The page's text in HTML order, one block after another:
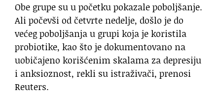
Obe grupe su u početku pokazale poboljšanje.
Ali počevši od četvrte nedelje, došlo je do
većeg poboljšanja u grupi koja je koristila
probiotike, kao što je dokumentovano na
uobičajeno korišćenim skalama za depresiju
i anksioznost, rekli su istraživači, prenosi
Reuters.